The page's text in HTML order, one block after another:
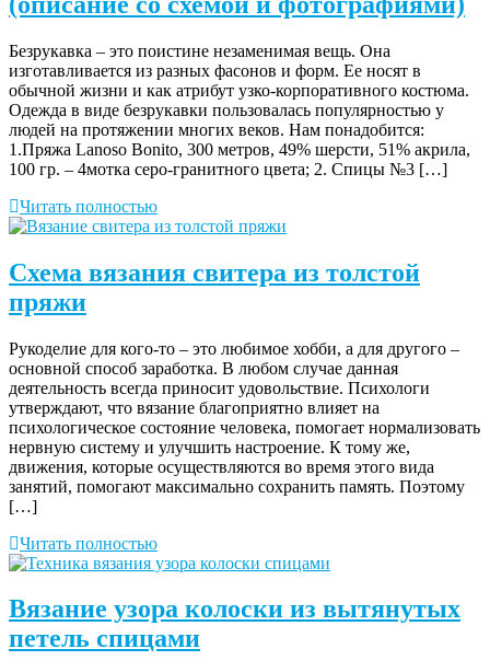
Безрукавка – это поистине незаменимая вещь. Она
изготавливается из разных фасонов и форм. Ее носят в
обычной жизни и как атрибут узко-корпоративного костюма.
Одежда в виде безрукавки пользовалась популярностью у
людей на протяжении многих веков. Нам понадобится:
1.Пряжа Lanoso Bonito, 300 метров, 49% шерсти, 51% акрила,
100 гр. – 4мотка серо-гранитного цвета; 2. Спицы №3 […]
Читать полностью
Схема вязания свитера из толстой
пряжи
Рукоделие для кого-то – это любимое хобби, а для другого –
основной способ заработка. В любом случае данная
деятельность всегда приносит удовольствие. Психологи
утверждают, что вязание благоприятно влияет на
психологическое состояние человека, помогает нормализовать
нервную систему и улучшить настроение. К тому же,
движения, которые осуществляются во время этого вида
занятий, помогают максимально сохранить память. Поэтому
[…]
Читать полностью
Вязание узора колоски из вытянутых
петель спицами